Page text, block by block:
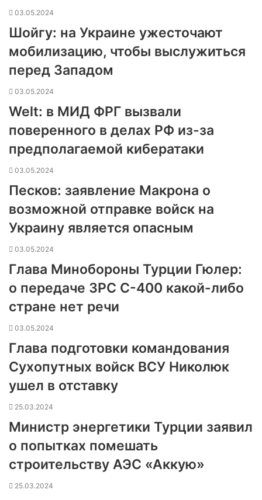
03.05.2024
Шойгу: на Украине ужесточают
мобилизацию, чтобы выслужиться
перед Западом
03.05.2024
Welt: в МИД ФРГ вызвали
поверенного в делах РФ из-за
предполагаемой кибератаки
03.05.2024
Песков: заявление Макрона о
возможной отправке войск на
Украину является опасным
03.05.2024
Глава Минобороны Турции Гюлер:
о передаче ЗРС С-400 какой-либо
стране нет речи
03.05.2024
Глава подготовки командования
Сухопутных войск ВСУ Николюк
ушел в отставку
25.03.2024
Министр энергетики Турции заявил
о попытках помешать
строительству АЭС «Аккую»
25.03.2024